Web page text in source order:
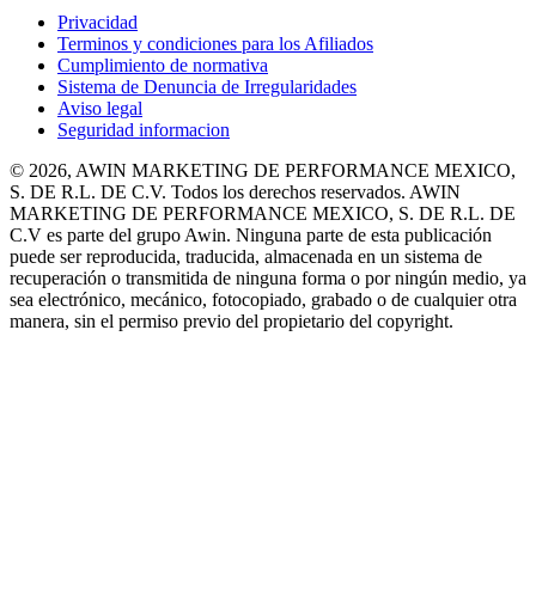
Privacidad
Terminos y condiciones para los Afiliados
Cumplimiento de normativa
Sistema de Denuncia de Irregularidades
Aviso legal
Seguridad informacion
© 2026, AWIN MARKETING DE PERFORMANCE MEXICO,
S. DE R.L. DE C.V. Todos los derechos reservados. AWIN
MARKETING DE PERFORMANCE MEXICO, S. DE R.L. DE
C.V es parte del grupo Awin. Ninguna parte de esta publicación
puede ser reproducida, traducida, almacenada en un sistema de
recuperación o transmitida de ninguna forma o por ningún medio, ya
sea electrónico, mecánico, fotocopiado, grabado o de cualquier otra
manera, sin el permiso previo del propietario del copyright.